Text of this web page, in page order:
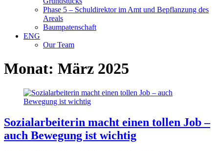
Phase 5 – Schuldirektor im Amt und Bepflanzung des
Areals
Baumpatenschaft
ENG
Our Team
Monat: März 2025
Sozialarbeiterin macht einen tollen Job –
auch Bewegung ist wichtig